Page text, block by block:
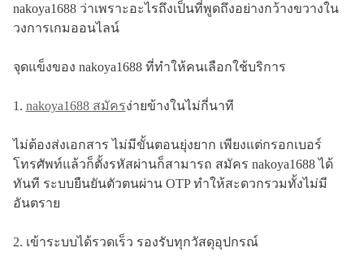
nakoya1688 ว่าเพราะอะไรถึงเป็นที่พูดถึงอย่างกว้างขวางใน
วงการเกมออนไลน์
จุดแข็งของ nakoya1688 ที่ทำให้คนเลือกใช้บริการ
1. nakoya1688 สมัครง่ายข้างในไม่กี่นาที
ไม่ต้องส่งเอกสาร ไม่มีขั้นตอนยุ่งยาก เพียงแต่กรอกเบอร์
โทรศัพท์แล้วก็ตั้งรหัสผ่านก็สามารถ สมัคร nakoya1688 ได้
ทันที ระบบยืนยันตัวตนผ่าน OTP ทำให้สะดวกรวมทั้งไม่มี
อันตราย
2. เข้าระบบได้รวดเร็ว รองรับทุกวัสดุอุปกรณ์